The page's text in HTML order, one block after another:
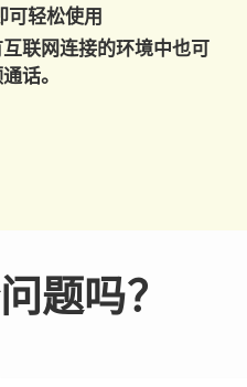
可轻松使用
联网连接的环境中也可
话。
题吗？